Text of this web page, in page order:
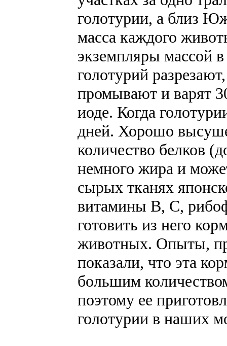
голотурии, а близ
масса каждого
экземпляры массой
голотурий
промывают и варят
иоде. Когда
дней. Хорошо
количество белков
немного жира и
сырых тканях
витамины В, С,
готовить из него
животных. Опыты,
показали, что эта
большим
поэтому ее
голотурии в наших